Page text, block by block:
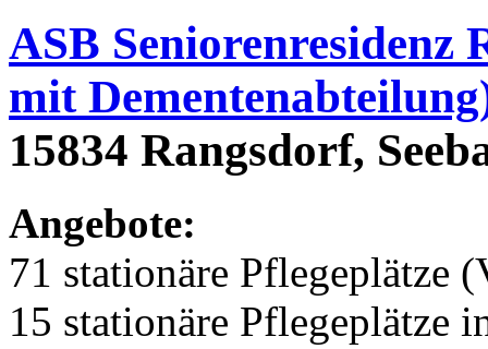
ASB Seniorenresidenz
mit
15834 Rangsdorf,
Angebote:
71 stationäre Pflegeplätze
15 stationäre Pflegeplätze